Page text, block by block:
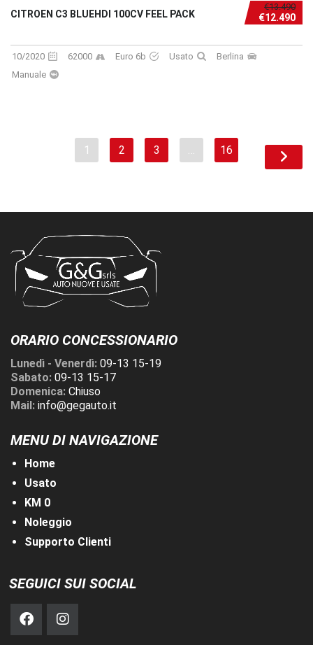
€13.490
€12.490
CITROEN C3 BLUEHDI 100CV FEEL PACK
10/2020 62000 Euro 6b Usato
Berlina
Manuale
1 2 3 … 16
ORARIO CONCESSIONARIO
Lunedì - Venerdì: 09-13 15-19
Sabato: 09-13 15-17
Domenica: Chiuso
Mail: info@gegauto.it
MENU DI NAVIGAZIONE
Home
Usato
KM 0
Noleggio
Supporto Clienti
SEGUICI SUI SOCIAL